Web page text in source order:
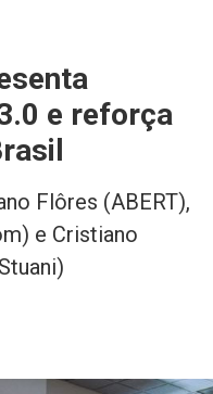
e reforça
Flôres (ABERT),
e Cristiano